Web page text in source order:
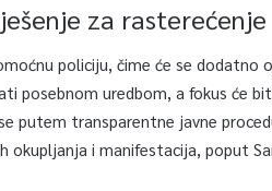
za
policiju, čime će se dodatno
posebnom uredbom, a fokus će
putem transparentne javne
okupljanja i manifestacija, poput